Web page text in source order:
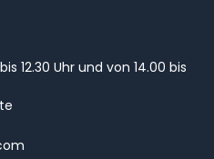
12.30 Uhr und von 14.00 bis